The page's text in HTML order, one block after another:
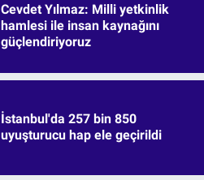
Cevdet Yılmaz: Milli yetkinlik
hamlesi ile insan kaynağını
güçlendiriyoruz
İstanbul'da 257 bin 850
uyuşturucu hap ele geçirildi